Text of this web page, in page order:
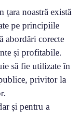
țara noastră există
pe principiile
abordări corecte
și profitabile.
să fie utilizate în
privitor la
și pentru a